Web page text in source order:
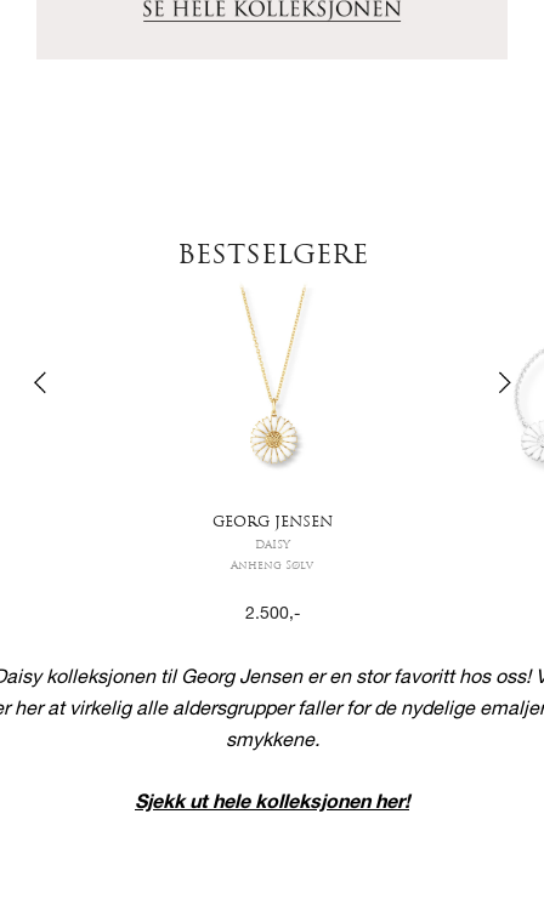
BESTSELGERE
GEORG JENSEN
DAISY
Anheng Sølv
2.500,-
kolleksjonen til Georg Jensen er en stor favoritt hos oss!
her at virkelig alle aldersgrupper faller for de nydelige
smykkene.
Sjekk ut hele kolleksjonen her!